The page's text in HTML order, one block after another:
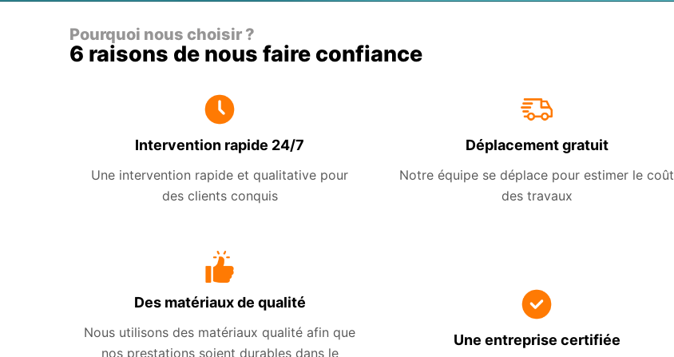
Pourquoi nous choisir ?
6 raisons de nous faire confiance
Intervention rapide 24/7
Une intervention rapide et qualitative pour
des clients conquis
Déplacement gratuit
Notre équipe se déplace pour estimer le coût
des travaux
Des matériaux de qualité
Nous utilisons des matériaux qualité afin que
nos prestations soient durables dans le
Une entreprise certifiée